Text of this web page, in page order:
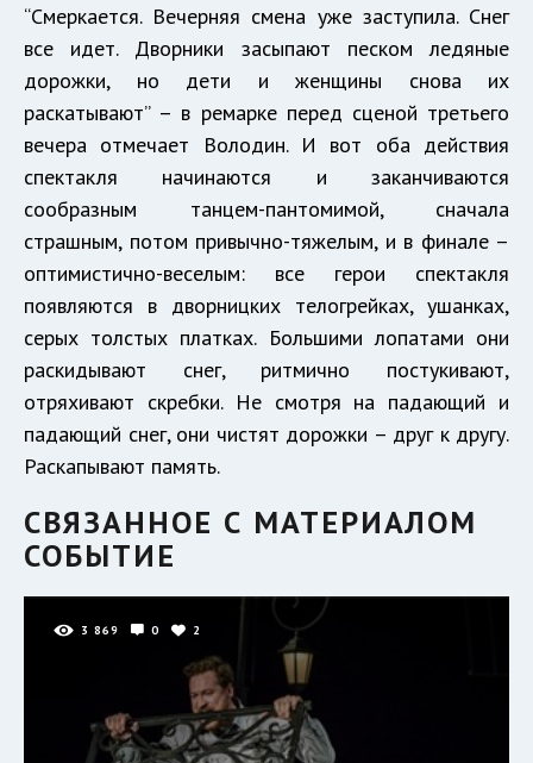
“Смеркается. Вечерняя смена уже заступила. Снег
все идет. Дворники засыпают песком ледяные
дорожки, но дети и женщины снова их
раскатывают” – в ремарке перед сценой третьего
вечера отмечает Володин. И вот оба действия
спектакля начинаются и заканчиваются
сообразным танцем-пантомимой, сначала
страшным, потом привычно-тяжелым, и в финале –
оптимистично-веселым: все герои спектакля
появляются в дворницких телогрейках, ушанках,
серых толстых платках. Большими лопатами они
раскидывают снег, ритмично постукивают,
отряхивают скребки. Не смотря на падающий и
падающий снег, они чистят дорожки – друг к другу.
Раскапывают память.
СВЯЗАННОЕ С МАТЕРИАЛОМ
СОБЫТИЕ
3 869 0 2